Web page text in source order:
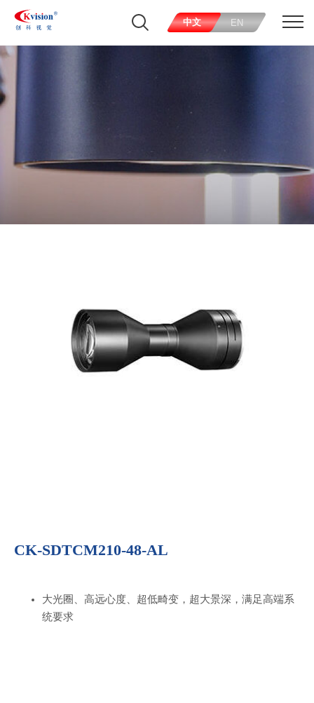
中文 EN
CK-SDTCM210-48-AL
大光圈、高远心度、超低畸变，超大景深，满足高端系
统要求